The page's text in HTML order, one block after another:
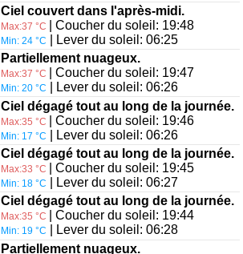
Ciel couvert dans l'après-midi.
Max:37 °C | Coucher du soleil: 19:48
Min: 24 °C
| Lever du soleil: 06:25
Partiellement nuageux.
Max:37 °C | Coucher du soleil: 19:47
Min: 20 °C
| Lever du soleil: 06:26
Ciel dégagé tout au long de la journée.
Max:35 °C | Coucher du soleil: 19:46
Min: 17 °C
| Lever du soleil: 06:26
Ciel dégagé tout au long de la journée.
Max:33 °C | Coucher du soleil: 19:45
Min: 18 °C
| Lever du soleil: 06:27
Ciel dégagé tout au long de la journée.
Max:35 °C | Coucher du soleil: 19:44
Min: 19 °C
| Lever du soleil: 06:28
Partiellement nuageux.